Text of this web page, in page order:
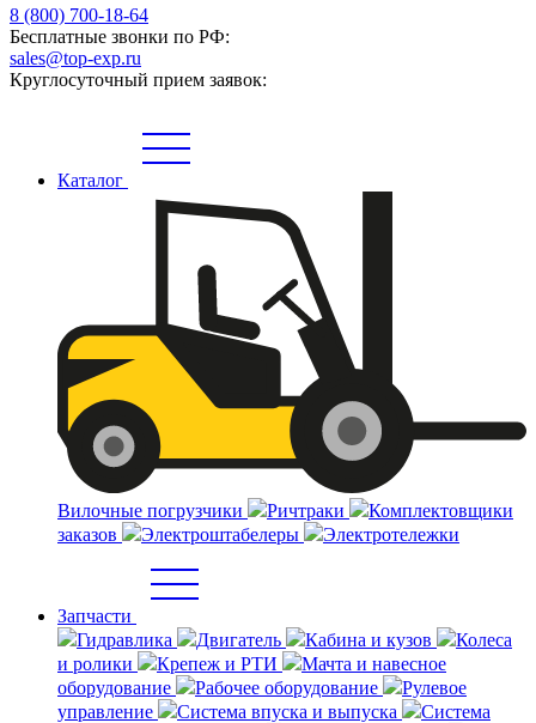
8 (800) 700-18-64
Бесплатные звонки по РФ:
sales@top-exp.ru
Круглосуточный прием заявок:
Каталог
Вилочные погрузчики Ричтраки
Комплектовщики
заказов
Электроштабелеры Электротележки
Запчасти
Гидравлика
Двигатель Кабина и кузов
Колеса
и ролики
Крепеж и РТИ
Мачта и навесное
оборудование
Рабочее оборудование
Рулевое
управление
Система впуска и выпуска
Система